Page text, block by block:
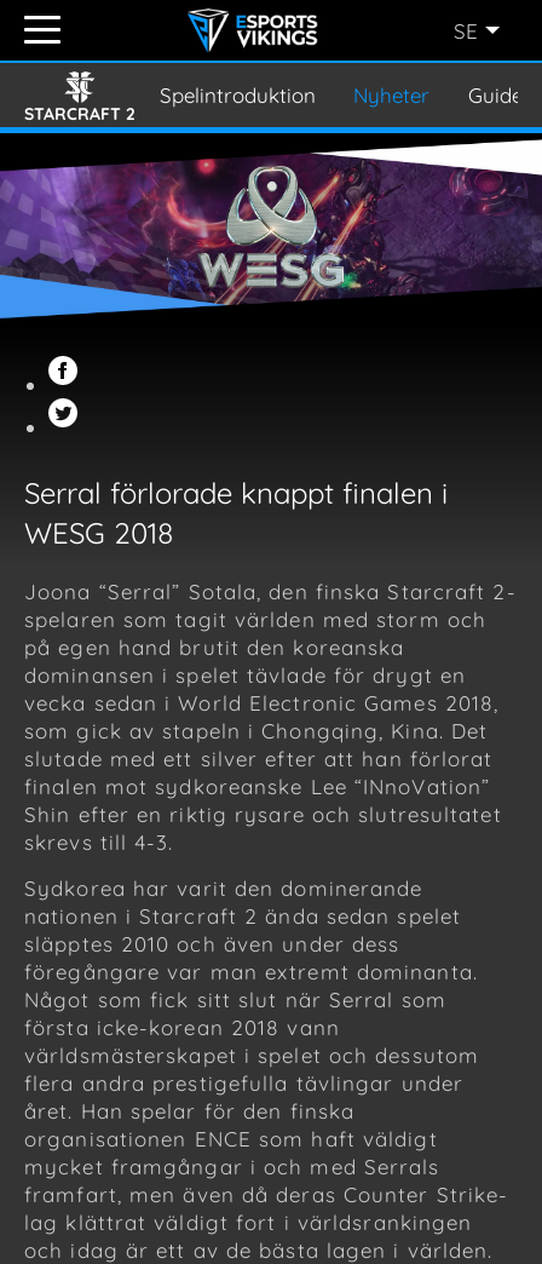
STARCRAFT 2
Spelintroduktion Nyheter Guider
SE
ENGLISH
SVENSKA (SE)
SUOMI (FI)
JAPANESE (JP)
Serral förlorade knappt finalen i
WESG 2018
Joona “Serral” Sotala, den finska Starcraft 2-
spelaren som tagit världen med storm och
på egen hand brutit den koreanska
dominansen i spelet tävlade för drygt en
vecka sedan i World Electronic Games 2018,
som gick av stapeln i Chongqing, Kina. Det
slutade med ett silver efter att han förlorat
finalen mot sydkoreanske Lee “INnoVation”
Shin efter en riktig rysare och slutresultatet
skrevs till 4-3.
Sydkorea har varit den dominerande
nationen i Starcraft 2 ända sedan spelet
släpptes 2010 och även under dess
föregångare var man extremt dominanta.
Något som fick sitt slut när Serral som
första icke-korean 2018 vann
världsmästerskapet i spelet och dessutom
flera andra prestigefulla tävlingar under
året. Han spelar för den finska
organisationen ENCE som haft väldigt
mycket framgångar i och med Serrals
framfart, men även då deras Counter Strike-
lag klättrat väldigt fort i världsrankingen
och idag är ett av de bästa lagen i världen.